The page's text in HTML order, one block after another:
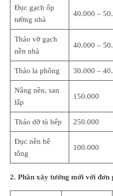
Đục gạch ốp
tường nhà
40.000 –
Tháo vỡ gạch
nền nhà
40.000 –
Tháo la phông 30.000 –
Nâng nền, san
lấp
150.000
Tháo dỡ tủ bếp 250.000
Đục nền bê
tông
100.000
2. Phần xây tường mới với đơn